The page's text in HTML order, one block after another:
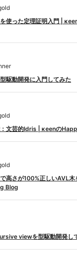
使った定理証明入門 |
駆動開発に入門してみた
文芸的Idris | κeenの
高さが100%正しいAVL
Blog
viewを型駆動開発し